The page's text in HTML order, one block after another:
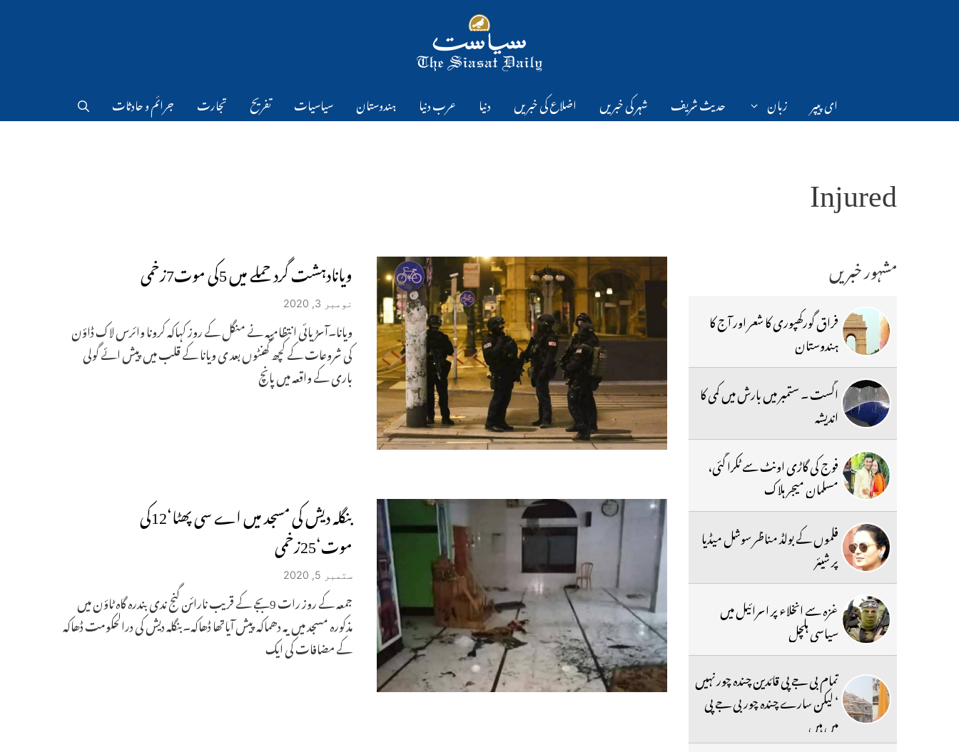
ای پیپر زبان حدیث شریف شہر کی خبریں اضلاع کی خبریں دنیا عرب دنیا ہندوستان سیاسیات تفریح تجارت جرائم و حادثات
Injured
ویانادہشت گرد حملے میں 5کی موت7زخمی
نومبر 3, 2020
ویانا۔آسڑیائی انتظامیہ نے منگل کے روز کہاکہ کرونا وائرس لاک ڈاؤن
کی شروعات کے کچھ گھنٹوں بعد ی ویانا کے قلب میں پیش ائے گولی
باری کے واقعہ میں پانچ
بنگلہ دیش کی مسجد میں اے سی پھٹا‘12کی
موت‘25زخمی
ستمبر 5, 2020
جمعہ کے روز رات 9بجے کے قریب نارائن گنج ندی بندرہ گاہ ٹاؤن میں
مذکورہ مسجد میں یہ دھماکہ پیش آیاتھا ڈھاکہ۔بنگلہ دیش کی درالحکومت ڈھاکہ
کے مضافات کی ایک
مشہور خبریں
فراق گورکھپوری کا شعر اور آج کا
ہندوستان
اگست ۔ ستمبر میں بارش میں کمی کا
اندیشہ
فوج کی گاڑی اونٹ سے ٹکرا گئی،
مسلمان میجر ہلاک
فلموں کے بولڈ مناظر سوشل میڈیا
پر شیئر
غزہ سے انخلاء پر اسرائیل میں
سیاسی ہلچل
تمام بی جے پی قائدین چندہ چور نہیں
‘ لیکن سارے چندہ چور بی جے پی
میں ہیں